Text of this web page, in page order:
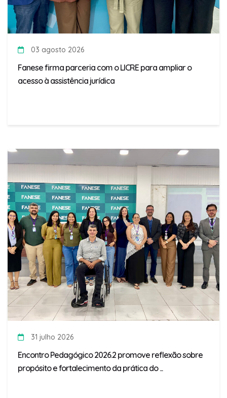
03 agosto 2026
Fanese firma parceria com o LICRE para ampliar o
acesso à assistência jurídica
31 julho 2026
Encontro Pedagógico 2026.2 promove reflexão sobre
propósito e fortalecimento da prática do ...